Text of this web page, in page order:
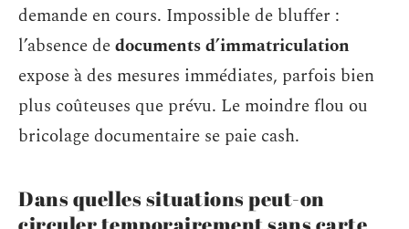
demande en cours. Impossible de bluffer :
l’absence dedocuments d’immatriculation
expose à des mesures immédiates, parfois bien
plus coûteuses que prévu. Le moindre flou ou
bricolage documentaire se paie cash.
Dans quelles situations peut-on
circuler temporairement sans carte